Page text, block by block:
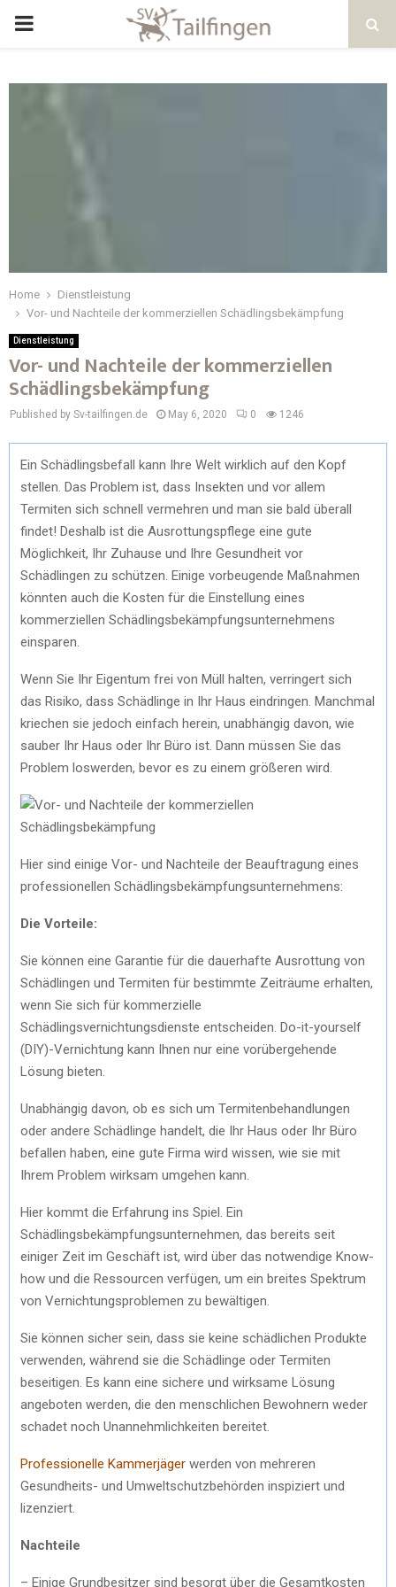
Home
Dienstleistung
Vor- und Nachteile der kommerziellen Schädlingsbekämpfung
Dienstleistung
Vor- und Nachteile der kommerziellen
Schädlingsbekämpfung
Published by Sv-tailfingen.de May 6, 2020 0 1246
Ein Schädlingsbefall kann Ihre Welt wirklich auf den Kopf
stellen. Das Problem ist, dass Insekten und vor allem
Termiten sich schnell vermehren und man sie bald überall
findet! Deshalb ist die Ausrottungspflege eine gute
Möglichkeit, Ihr Zuhause und Ihre Gesundheit vor
Schädlingen zu schützen. Einige vorbeugende Maßnahmen
könnten auch die Kosten für die Einstellung eines
kommerziellen Schädlingsbekämpfungsunternehmens
einsparen.
Wenn Sie Ihr Eigentum frei von Müll halten, verringert sich
das Risiko, dass Schädlinge in Ihr Haus eindringen. Manchmal
kriechen sie jedoch einfach herein, unabhängig davon, wie
sauber Ihr Haus oder Ihr Büro ist. Dann müssen Sie das
Problem loswerden, bevor es zu einem größeren wird.
Hier sind einige Vor- und Nachteile der Beauftragung eines
professionellen Schädlingsbekämpfungsunternehmens:
Die Vorteile:
Sie können eine Garantie für die dauerhafte Ausrottung von
Schädlingen und Termiten für bestimmte Zeiträume erhalten,
wenn Sie sich für kommerzielle
Schädlingsvernichtungsdienste entscheiden. Do-it-yourself
(DIY)-Vernichtung kann Ihnen nur eine vorübergehende
Lösung bieten.
Unabhängig davon, ob es sich um Termitenbehandlungen
oder andere Schädlinge handelt, die Ihr Haus oder Ihr Büro
befallen haben, eine gute Firma wird wissen, wie sie mit
Ihrem Problem wirksam umgehen kann.
Hier kommt die Erfahrung ins Spiel. Ein
Schädlingsbekämpfungsunternehmen, das bereits seit
einiger Zeit im Geschäft ist, wird über das notwendige Know-
how und die Ressourcen verfügen, um ein breites Spektrum
von Vernichtungsproblemen zu bewältigen.
Sie können sicher sein, dass sie keine schädlichen Produkte
verwenden, während sie die Schädlinge oder Termiten
beseitigen. Es kann eine sichere und wirksame Lösung
angeboten werden, die den menschlichen Bewohnern weder
schadet noch Unannehmlichkeiten bereitet.
Professionelle Kammerjäger werden von mehreren
Gesundheits- und Umweltschutzbehörden inspiziert und
lizenziert.
Nachteile
– Einige Grundbesitzer sind besorgt über die Gesamtkosten